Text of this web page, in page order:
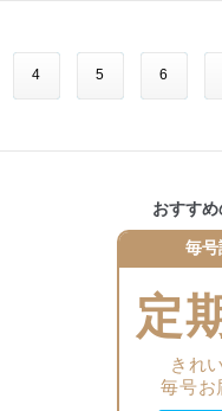
試し読みコミックス電子版コミッ
連載ラインナップ
バレンタイン到来！ 朔英、翠
試し読みコミックス電子版コミ
[ストロベリィ・ケイク]
雅久（がく）に「かわいい」と
試し読みコミックス電子版コミ
★凹沢みなみ「かしこい男は恋
★幸田もも子「君がトクベツ 番
★加瀬まつり「Re:blue」
★デビュー たじまこと「ゆび
◇別冊ふろく［別マ BABY
大空あいか、日吉あさ、松尾夏
こ ◇電子版特別掲載！ 河原
※紙版に掲載されている記事は
4 5 6
おすす
毎号
定
きれ
毎号お